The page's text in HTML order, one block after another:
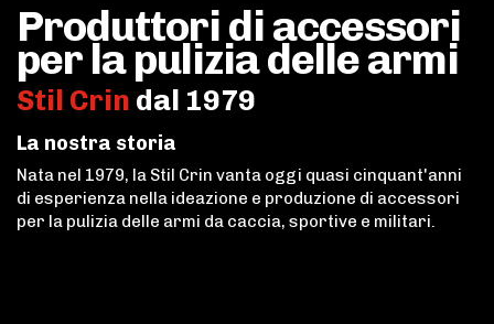
Produttori di accessori
per la pulizia delle armi
Stil Crin dal 1979
La nostra storia
Nata nel 1979, la Stil Crin vanta oggi quasi cinquant'anni
di esperienza nella ideazione e produzione di accessori
per la pulizia delle armi da caccia, sportive e militari.